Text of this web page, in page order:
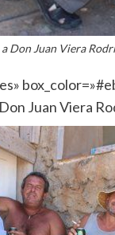
Don Juan Viera
Juan Viera